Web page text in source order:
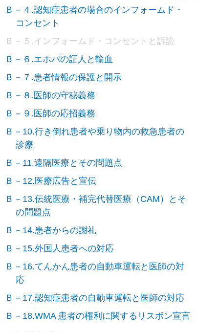
Ｂ－４.認知症患者の場合のインフォームド・
コンセント
Ｂ－５.インフォームド・コンセントと訴訟
Ｂ－６.エホバの証人と輸血
Ｂ－７.患者情報の保護と開示
Ｂ－８.医師の守秘義務
Ｂ－９.医師の応招義務
Ｂ－10.行き倒れ患者や乗り物内の救急患者の
診療
Ｂ－11.遠隔医療とその問題点
Ｂ－12.医療広告と宣伝
Ｂ－13.伝統医療・補完代替医療（CAM）とそ
の問題点
Ｂ－14.患者からの謝礼
Ｂ－15.外国人患者への対応
Ｂ－16.てんかん患者の自動車運転と医師の対
応
Ｂ－17.認知症患者の自動車運転と医師の対応
Ｂ－18.WMA 患者の権利に関するリスボン宣言